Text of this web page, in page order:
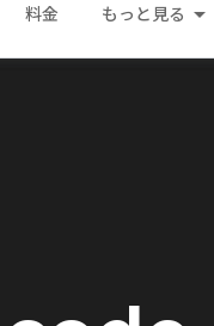
料金 もっと見る